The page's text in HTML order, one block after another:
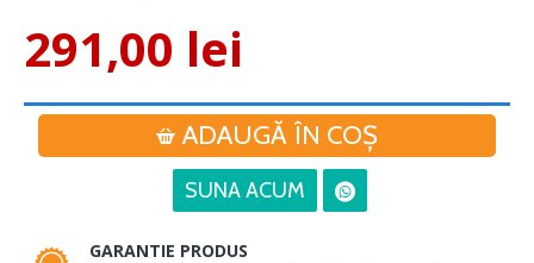
291,00 lei
ADAUGĂ ÎN COŞ
SUNA ACUM
GARANTIE PRODUS